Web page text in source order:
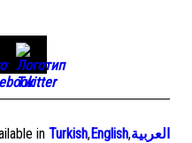
in Turkish,English,العربية